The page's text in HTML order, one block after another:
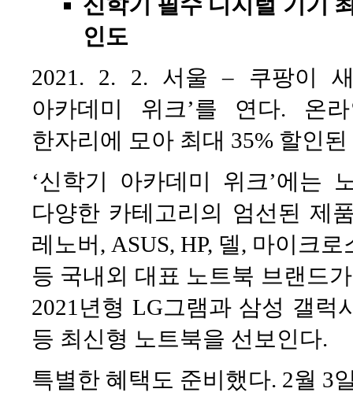
인도
2021. 2. 2. 서울 – 쿠팡이
아카데미 위크’를 연다. 온
한자리에 모아 최대 35% 할인
‘신학기 아카데미 위크’에는
다양한 카테고리의 엄선된 제
레노버, ASUS, HP, 델, 마이크로
등 국내외 대표 노트북 브랜드
2021년형 LG그램과 삼성 갤
등 최신형 노트북을 선보인다.
특별한 혜택도 준비했다. 2월 3